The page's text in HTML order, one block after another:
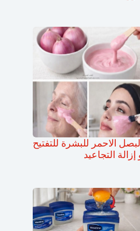
البصل الاحمر للبشرة للتفتيح
إزالة التجاعيد